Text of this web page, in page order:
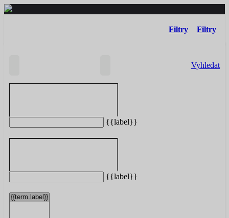
Filtry Filtry
{{label}}
{{label}}
Vyhledat
Vašemu hledání neodpovídají žádné taxi služby.